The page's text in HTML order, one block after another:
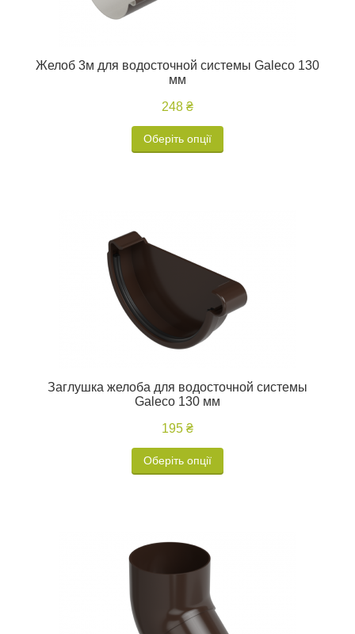
Желоб 3м для водосточной системы Galeco 130
мм
248 ₴
Оберіть опції
Заглушка желоба для водосточной системы
Galeco 130 мм
195 ₴
Оберіть опції